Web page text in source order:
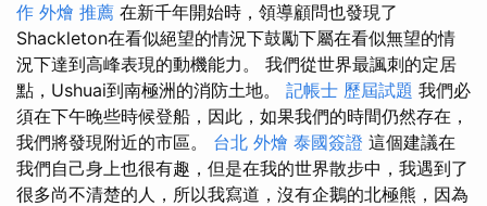
作 外燴 推薦 在新千年開始時，領導顧問也發現了
Shackleton在看似絕望的情況下鼓勵下屬在看似無望的情
況下達到高峰表現的動機能力。 我們從世界最諷刺的定居
點，Ushuai到南極洲的消防土地。 記帳士 歷屆試題 我們必
須在下午晚些時候登船，因此，如果我們的時間仍然存在，
我們將發現附近的市區。 台北 外燴 泰國簽證 這個建議在
我們自己身上也很有趣，但是在我的世界散步中，我遇到了
很多尚不清楚的人，所以我寫道，沒有企鵝的北極熊，因為